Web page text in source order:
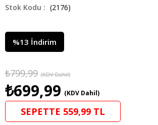
(2176)
%13 İndirim
₺799,99 (KDV Dahil)
₺699,99 (KDV Dahil)
SEPETTE 559,99 TL